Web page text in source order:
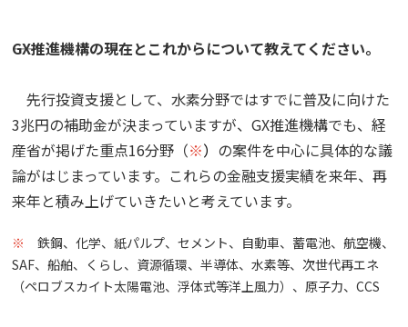
――GX推進機構の現在とこれからについて教えてください。
先行投資支援として、水素分野ではすでに普及に向けた
3兆円の補助金が決まっていますが、GX推進機構でも、経
産省が掲げた重点16分野（※） の案件を中心に具体的な議
論がはじまっています。これらの金融支援実績を来年、再
来年と積み上げていきたいと考えています。
※鉄鋼、化学、紙パルプ、セメント、自動車、蓄電池、航空機、
SAF、船舶、くらし、資源循環、半導体、水素等、次世代再エネ
（ペロブスカイト太陽電池、浮体式等洋上風力）、原子力、CCS